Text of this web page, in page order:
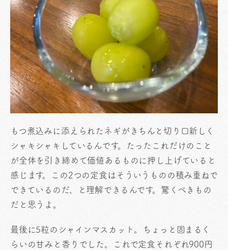
もつ煮込みに添えられたネギがきちんと切り口新しく
シャキシャキしているんです。たったこれだけのこと
が全体を引き締めて価値あるものに押し上げていると
感じます。この2つの定食はそういうものの積み重ねで
できているのだ、と理解できるんです。驚くべきもの
だと思うよ。
最後に5粒のシャインマスカット。ちょっと固まるく
らいの甘みと香りでした。これで定食それぞれ900円